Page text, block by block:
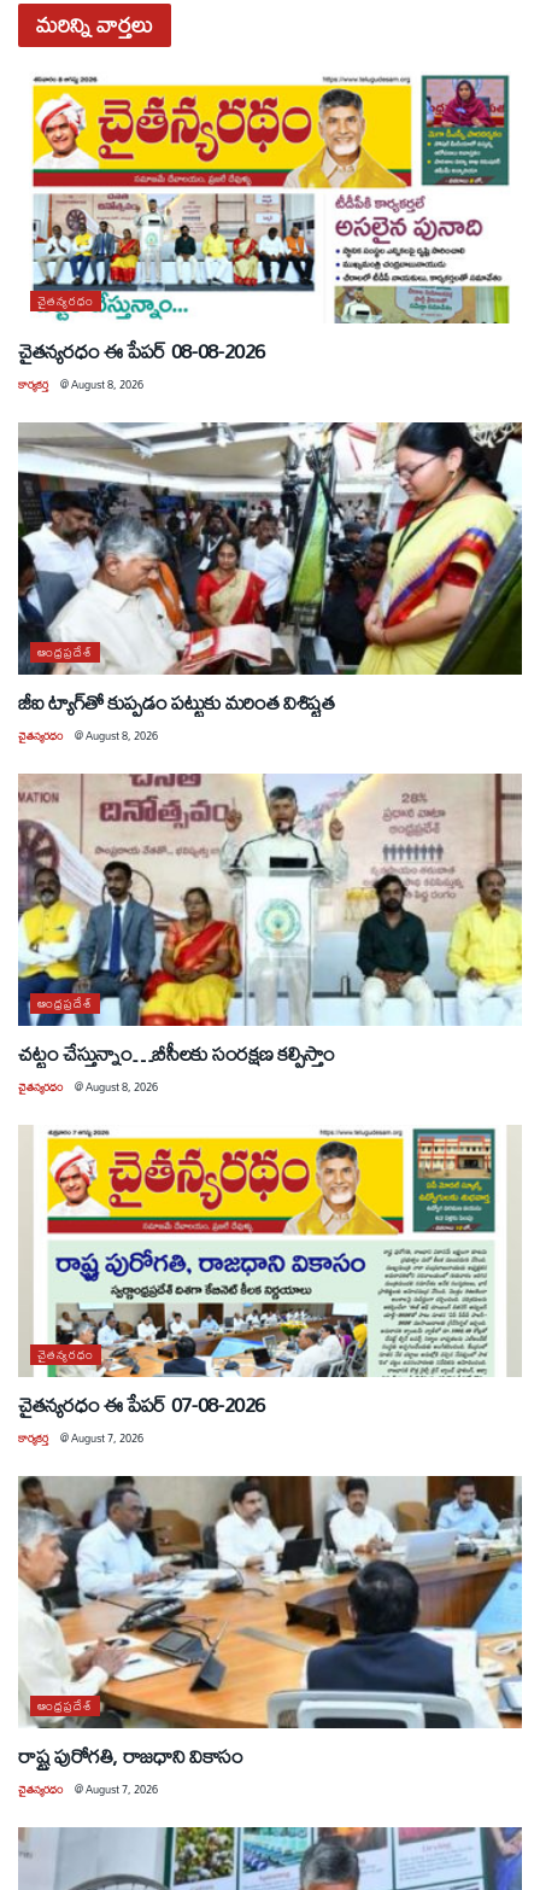
మరిన్నివార్తలు
చైతన్యరధం
చైతన్యరధం ఈ పేపర్ 08-08-2026
కార్యకర్త @August 8, 2026
ఆంధ్రప్రదేశ్
జీఐ ట్యాగ్‌తో కుప్పడం పట్టుకు మరింత విశిష్టత
చైతన్యరధం @August 8, 2026
ఆంధ్రప్రదేశ్
చట్టం చేస్తున్నాం…బీసీలకు సంరక్షణ కల్పిస్తాం
చైతన్యరధం @August 8, 2026
చైతన్యరధం
చైతన్యరధం ఈ పేపర్ 07-08-2026
కార్యకర్త @August 7, 2026
ఆంధ్రప్రదేశ్
రాష్ట్ర పురోగతి, రాజధాని వికాసం
చైతన్యరధం @August 7, 2026